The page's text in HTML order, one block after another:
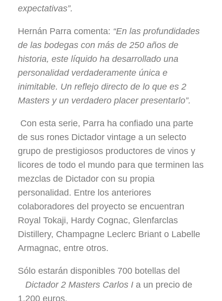
expectativas”.
Hernán Parra comenta: “En las profundidades
de las bodegas con más de 250 años de
historia, este líquido ha desarrollado una
personalidad verdaderamente única e
inimitable. Un reflejo directo de lo que es 2
Masters y un verdadero placer presentarlo”.
Con esta serie, Parra ha confiado una parte
de sus rones Dictador vintage a un selecto
grupo de prestigiosos productores de vinos y
licores de todo el mundo para que terminen las
mezclas de Dictador con su propia
personalidad. Entre los anteriores
colaboradores del proyecto se encuentran
Royal Tokaji, Hardy Cognac, Glenfarclas
Distillery, Champagne Leclerc Briant o Labelle
Armagnac, entre otros.
Sólo estarán disponibles 700 botellas del
Dictador 2 Masters Carlos I a un precio de
1.200 euros.